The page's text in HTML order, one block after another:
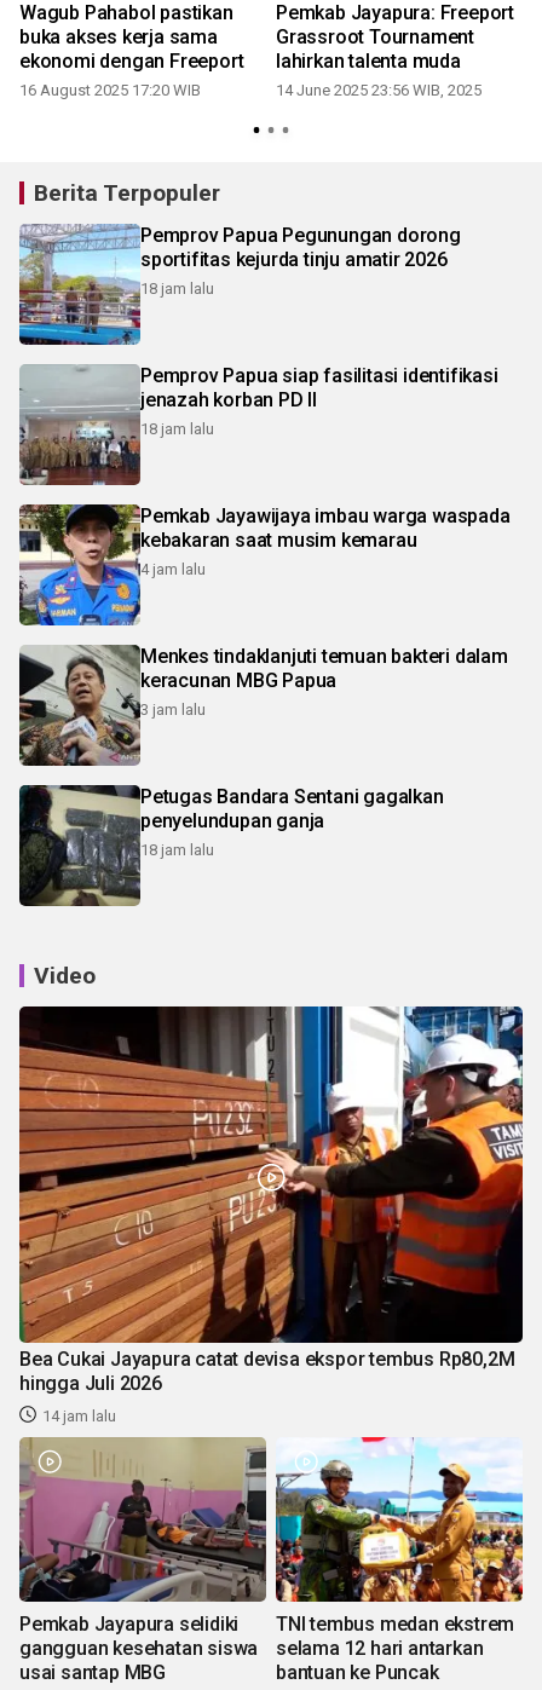
Wagub Pahabol pastikan
buka akses kerja sama
ekonomi dengan Freeport
16 August 2025 17:20 WIB
Pemkab Jayapura: Freeport
Grassroot Tournament
lahirkan talenta muda
14 June 2025 23:56 WIB, 2025
Berita Terpopuler
Pemprov Papua Pegunungan dorong
sportifitas kejurda tinju amatir 2026
18 jam lalu
Pemprov Papua siap fasilitasi identifikasi
jenazah korban PD II
18 jam lalu
Pemkab Jayawijaya imbau warga waspada
kebakaran saat musim kemarau
4 jam lalu
Menkes tindaklanjuti temuan bakteri dalam
keracunan MBG Papua
3 jam lalu
Petugas Bandara Sentani gagalkan
penyelundupan ganja
18 jam lalu
Video
Bea Cukai Jayapura catat devisa ekspor tembus Rp80,2M
hingga Juli 2026
14 jam lalu
Pemkab Jayapura selidiki
gangguan kesehatan siswa
usai santap MBG
TNI tembus medan ekstrem
selama 12 hari antarkan
bantuan ke Puncak